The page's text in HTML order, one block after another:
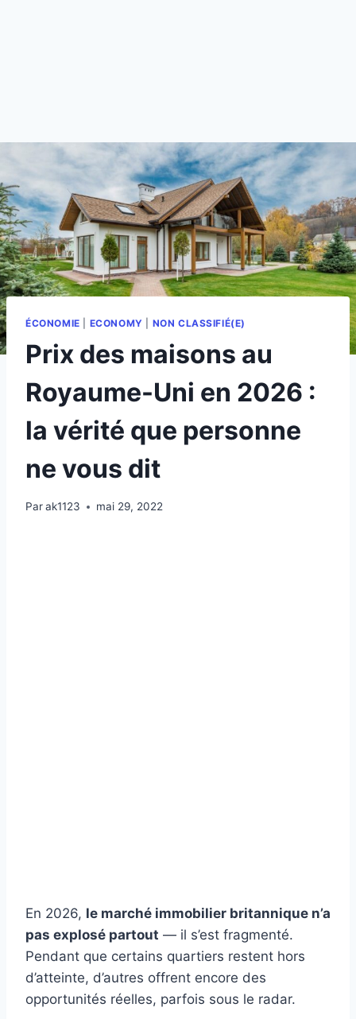
ÉCONOMIE ECONOMY NON CLASSIFIÉ(E)
Prix des maisons au
Royaume-Uni en 2026 :
la vérité que personne
ne vous dit
Parak1123 mai 29, 2022
En 2026, le marché immobilier britannique n’a
pas explosé partout — il s’est fragmenté.
Pendant que certains quartiers restent hors
d’atteinte, d’autres offrent encore des
opportunités réelles, parfois sous le radar.